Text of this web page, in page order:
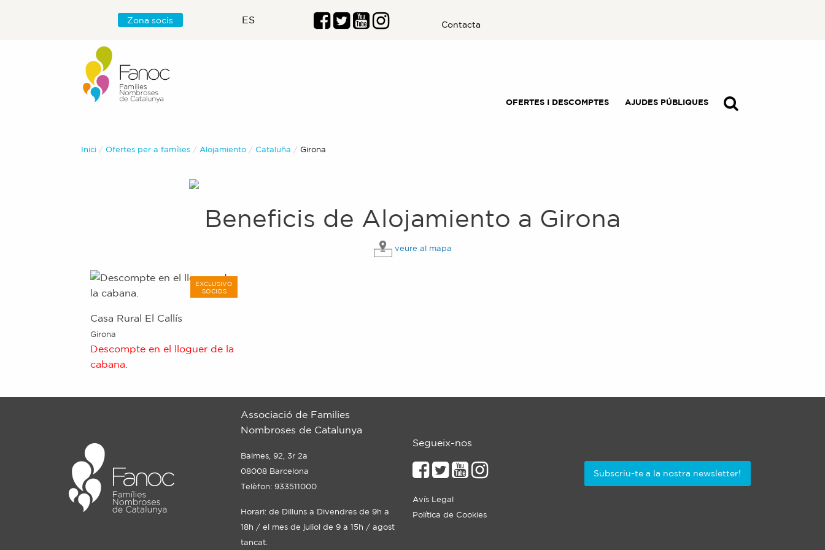
Zona socis ES Contacta
OFERTES I DESCOMPTES AJUDES PÚBLIQUES
Inici Ofertes per a famílies Alojamiento Cataluña Actual:
Girona
Beneficis de Alojamiento a Girona
veure al mapa
EXCLUSIVO
SOCIOS
Casa Rural El Callís
Girona
Descompte en el lloguer de la
cabana.
Associació de Families
Nombroses de Catalunya
Balmes, 92, 3r 2a
08008 Barcelona
Telèfon: 933511000
Horari: de Dilluns a Divendres de 9h a
18h / el mes de juliol de 9 a 15h / agost
tancat.
Segueix-nos
Avís Legal
Política de Cookies
Subscriu-te a la nostra newsletter!